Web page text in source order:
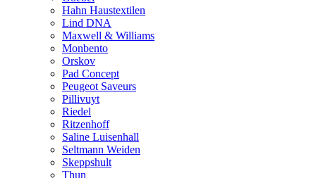
Hahn Haustextilen
Lind DNA
Maxwell & Williams
Monbento
Orskov
Pad Concept
Peugeot Saveurs
Pillivuyt
Riedel
Ritzenhoff
Saline Luisenhall
Seltmann Weiden
Skeppshult
Thun